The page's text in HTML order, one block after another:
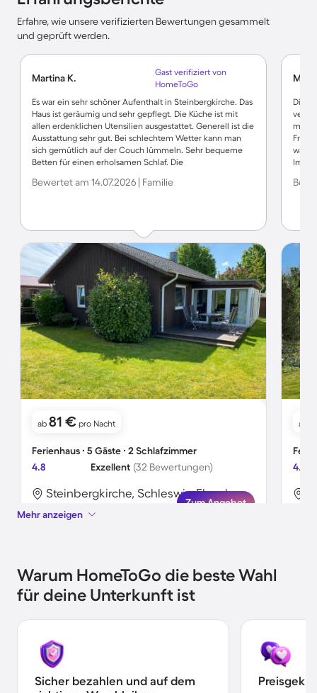
Erfahre, wie unsere verifizierten Bewertungen gesammelt
und geprüft werden.
Martina K.
Gast verifiziert von
HomeToGo
Es war ein sehr schöner Aufenthalt in Steinbergkirche. Das
Haus ist geräumig und sehr gepflegt. Die Küche ist mit
allen erdenklichen Utensilien ausgestattet. Generell ist die
Ausstattung sehr gut. Bei schlechtem Wetter kann man
sich gemütlich auf der Couch lümmeln. Sehr bequeme
Betten für einen erholsamen Schlaf. Die
eingezäunte Grundstück ist für Hunde ideal. Im ganzen ist
Bewertet am 14.07.2026 | Familie
ab 81 € pro Nacht
Ferienhaus ∙ 5 Gäste ∙ 2 Schlafzimmer
4.8
Exzellent (32 Bewertungen)
Steinbergkirche, Schleswig-Flensburg, Deutschland
Zum Angebot
Maik
Die
man
Im
ab
4.9
Mehr anzeigen
Warum HomeToGo die beste Wahl
für deine Unterkunft ist
Sicher bezahlen und auf dem